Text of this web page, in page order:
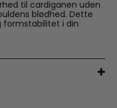
til cardiganen uden
blødhed. Dette
formstabilitet i din